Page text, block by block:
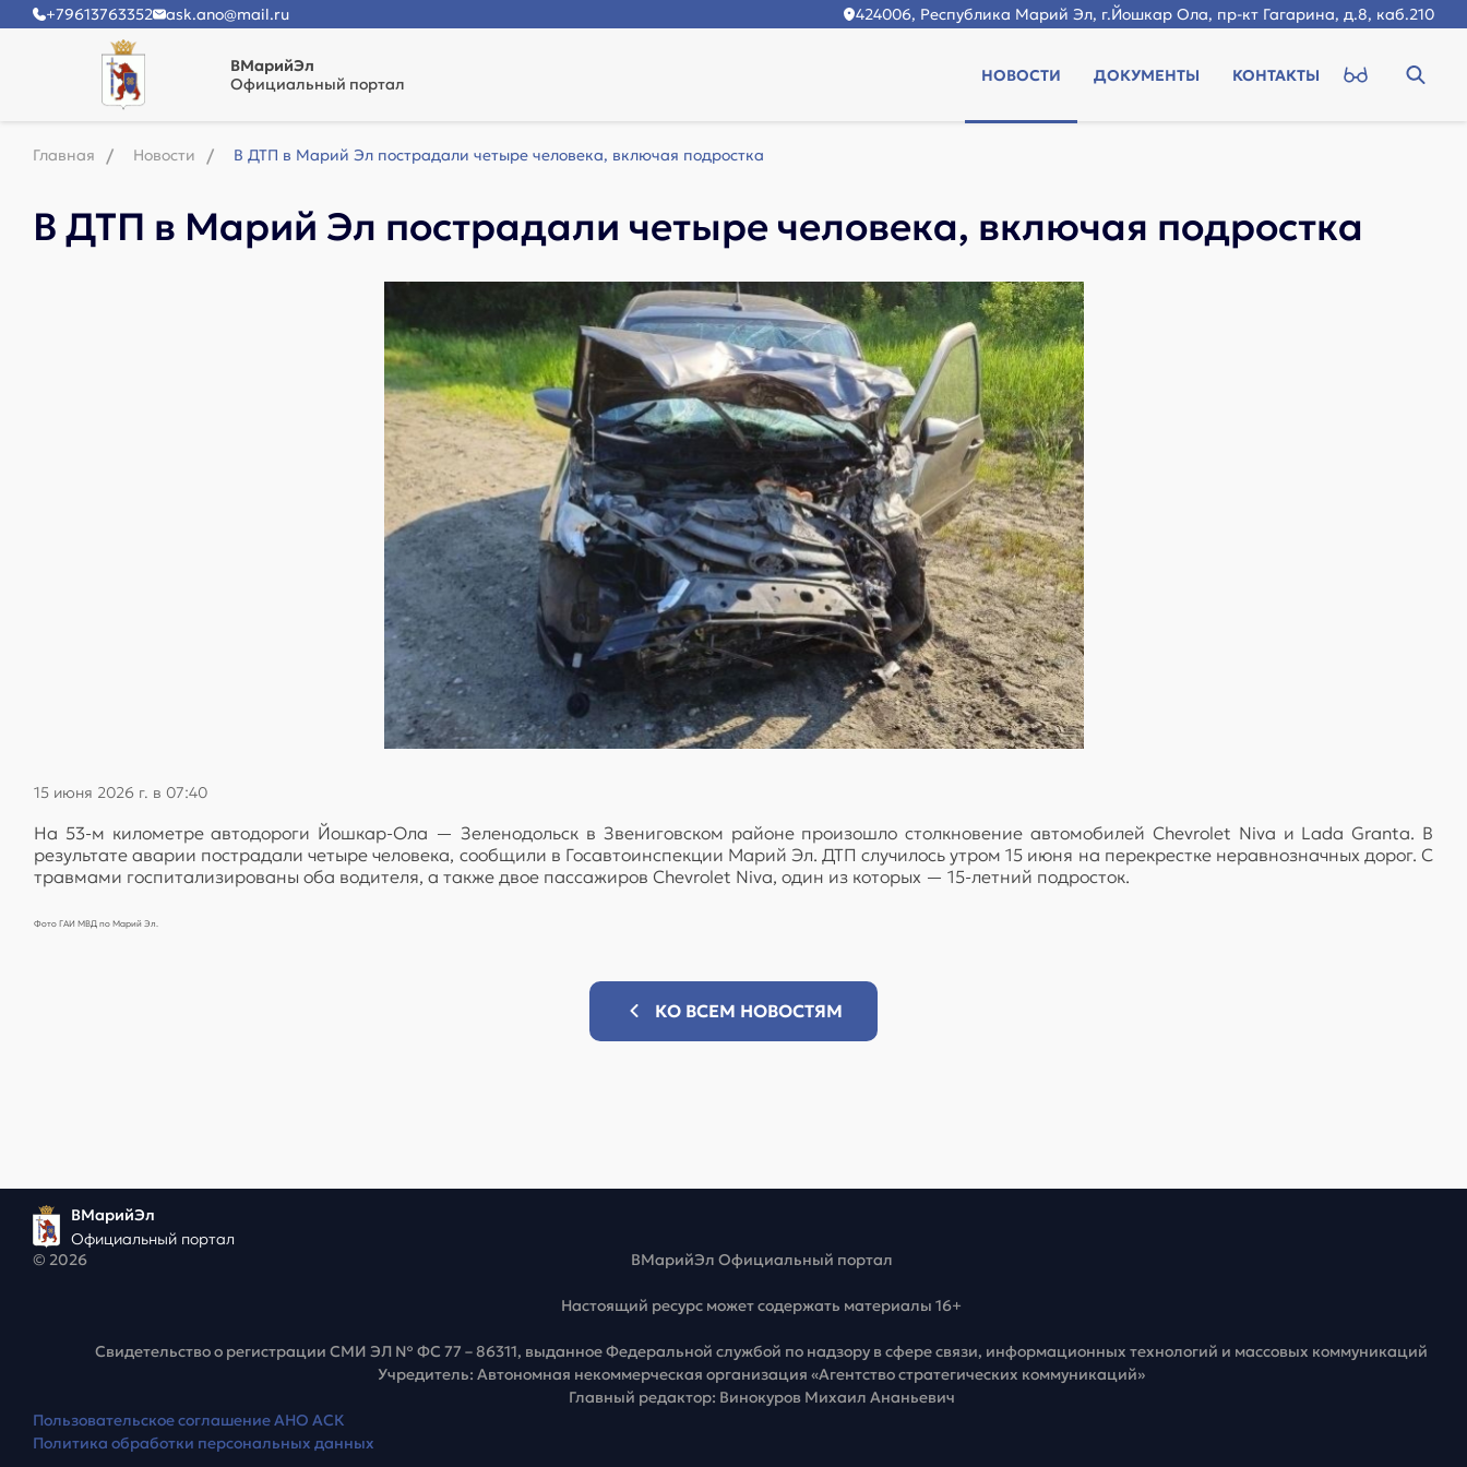
+79613763352 ask.ano@mail.ru 424006, Республика Марий Эл, г.Йошкар Ола, пр-кт Гагарина, д.8, каб.210
ВМарийЭл
Официальный портал
НОВОСТИ ДОКУМЕНТЫ КОНТАКТЫ
Главная Новости В ДТП в Марий Эл пострадали четыре человека, включая подростка
В ДТП в Марий Эл пострадали четыре человека, включая подростка
15 июня 2026 г. в 07:40
На 53-м километре автодороги Йошкар-Ола — Зеленодольск в Звениговском районе произошло столкновение автомобилей Chevrolet Niva и Lada Granta. В
результате аварии пострадали четыре человека, сообщили в Госавтоинспекции Марий Эл. ДТП случилось утром 15 июня на перекрестке неравнозначных дорог. С
травмами госпитализированы оба водителя, а также двое пассажиров Chevrolet Niva, один из которых — 15-летний подросток.
Фото ГАИ МВД по Марий Эл.
КО ВСЕМ НОВОСТЯМ
ВМарийЭл
Официальный портал
© 2026
ВМарийЭл Официальный портал
Настоящий ресурс может содержать материалы 16+
Свидетельство о регистрации СМИ ЭЛ № ФС 77 – 86311, выданное Федеральной службой по надзору в сфере связи, информационных технологий и массовых коммуникаций
Учредитель: Автономная некоммерческая организация «Агентство стратегических коммуникаций»
Главный редактор: Винокуров Михаил Ананьевич
Пользовательское соглашение АНО АСК
Политика обработки персональных данных